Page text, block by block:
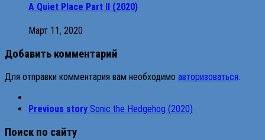
A Quiet Place Part II (2020)
Март 11, 2020
Добавить комментарий
Для отправки комментария вам необходимо авторизоваться.
Previous story Sonic the Hedgehog (2020)
Поиск по сайту